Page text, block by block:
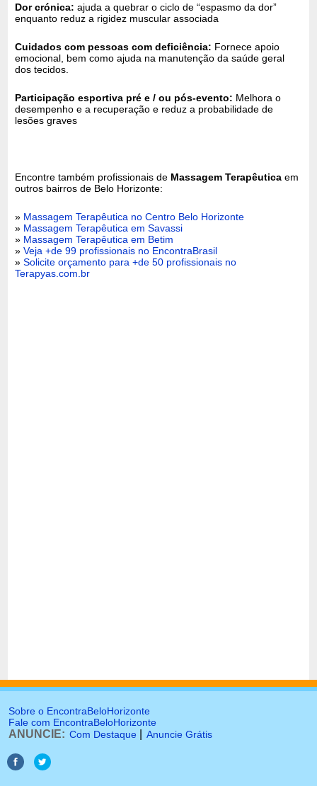
Dor crónica: ajuda a quebrar o ciclo de “espasmo da dor”
enquanto reduz a rigidez muscular associada
Cuidados com pessoas com deficiência: Fornece apoio
emocional, bem como ajuda na manutenção da saúde geral
dos tecidos.
Participação esportiva pré e / ou pós-evento: Melhora o
desempenho e a recuperação e reduz a probabilidade de
lesões graves
Encontre também profissionais de Massagem Terapêutica em
outros bairros de Belo Horizonte:
» Massagem Terapêutica no Centro Belo Horizonte
» Massagem Terapêutica em Savassi
» Massagem Terapêutica em Betim
»Veja +de 99 profissionais no EncontraBrasil
»Solicite orçamento para +de 50 profissionais no
Terapyas.com.br
Sobre o EncontraBeloHorizonte
Fale com EncontraBeloHorizonte
ANUNCIE: Com Destaque Anuncie Grátis